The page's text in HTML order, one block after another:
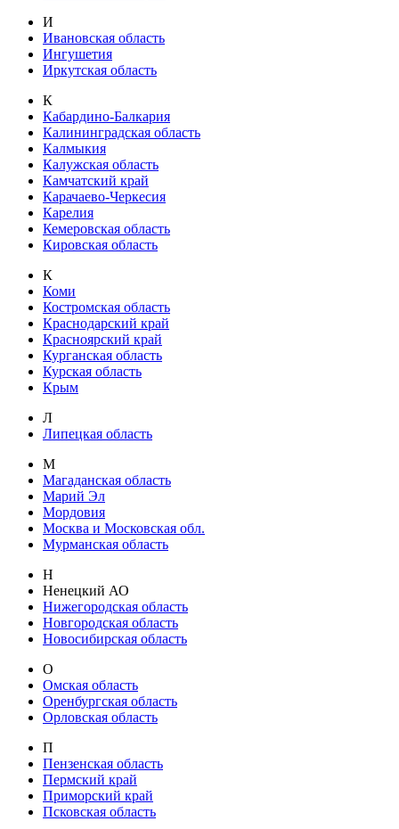
И
Ивановская область
Ингушетия
Иркутская область
К
Кабардино-Балкария
Калининградская область
Калмыкия
Калужская область
Камчатский край
Карачаево-Черкесия
Карелия
Кемеровская область
Кировская область
К
Коми
Костромская область
Краснодарский край
Красноярский край
Курганская область
Курская область
Крым
Л
Липецкая область
М
Магаданская область
Марий Эл
Мордовия
Москва и Московская обл.
Мурманская область
Н
Ненецкий АО
Нижегородская область
Новгородская область
Новосибирская область
О
Омская область
Оренбургская область
Орловская область
П
Пензенская область
Пермский край
Приморский край
Псковская область